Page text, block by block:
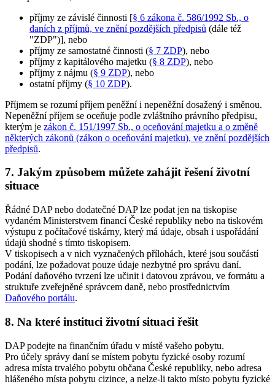
příjmy ze závislé činnosti [§ 6 zákona č. 586/1992 Sb., o
daních z příjmů, ve znění pozdějších předpisů (dále též
"ZDP")], nebo
příjmy ze samostatné činnosti (§ 7 ZDP), nebo
příjmy z kapitálového majetku (§ 8 ZDP), nebo
příjmy z nájmu (§ 9 ZDP), nebo
ostatní příjmy (§ 10 ZDP).
Příjmem se rozumí příjem peněžní i nepeněžní dosažený i směnou.
Nepeněžní příjem se oceňuje podle zvláštního právního předpisu,
kterým je zákon č. 151/1997 Sb., o oceňování majetku a o změně
některých zákonů (zákon o oceňování majetku), ve znění pozdějších
předpisů.
7. Jakým způsobem můžete zahájit řešení životní
situace
Řádné DAP nebo dodatečné DAP lze podat jen na tiskopise
vydaném Ministerstvem financí České republiky nebo na tiskovém
výstupu z počítačové tiskárny, který má údaje, obsah i uspořádání
údajů shodné s tímto tiskopisem.
V tiskopisech a v nich vyznačených přílohách, které jsou součástí
podání, lze požadovat pouze údaje nezbytné pro správu daní.
Podání daňového tvrzení lze učinit i datovou zprávou, ve formátu a
struktuře zveřejněné správcem daně, nebo prostřednictvím
Daňového portálu.
8. Na které instituci životní situaci řešit
DAP podejte na finančním úřadu v místě vašeho pobytu.
Pro účely správy daní se místem pobytu fyzické osoby rozumí
adresa místa trvalého pobytu občana České republiky, nebo adresa
hlášeného místa pobytu cizince, a nelze-li takto místo pobytu fyzické